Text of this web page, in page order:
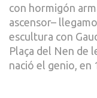
con hormigón
ascensor–
escultura con
Plaça del Nen de
nació el genio, en